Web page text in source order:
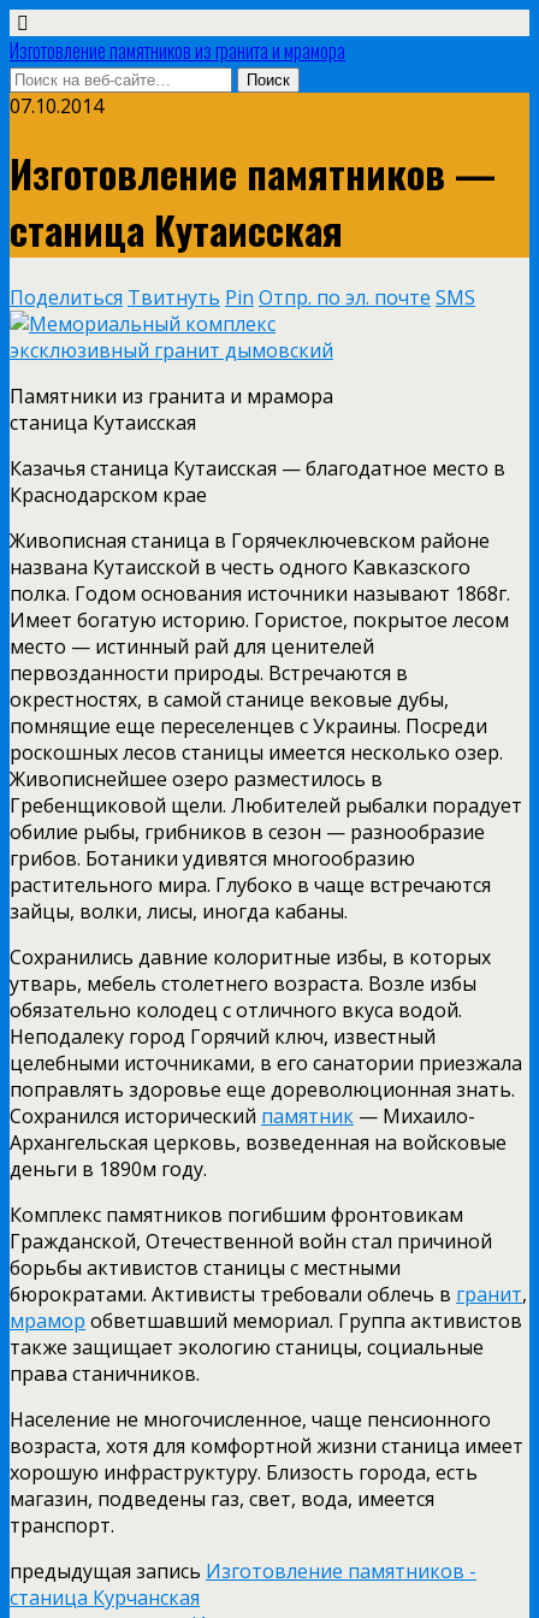
Изготовление памятников из гранита и мрамора
07.10.2014
Изготовление памятников —
станица Кутаисская
Поделиться Твитнуть Pin Отпр. по эл. почте SMS
Памятники из гранита и мрамора
станица Кутаисская
Казачья станица Кутаисская — благодатное место в
Краснодарском крае
Живописная станица в Горячеключевском районе
названа Кутаисской в честь одного Кавказского
полка. Годом основания источники называют 1868г.
Имеет богатую историю. Гористое, покрытое лесом
место — истинный рай для ценителей
первозданности природы. Встречаются в
окрестностях, в самой станице вековые дубы,
помнящие еще переселенцев с Украины. Посреди
роскошных лесов станицы имеется несколько озер.
Живописнейшее озеро разместилось в
Гребенщиковой щели. Любителей рыбалки порадует
обилие рыбы, грибников в сезон — разнообразие
грибов. Ботаники удивятся многообразию
растительного мира. Глубоко в чаще встречаются
зайцы, волки, лисы, иногда кабаны.
Сохранились давние колоритные избы, в которых
утварь, мебель столетнего возраста. Возле избы
обязательно колодец с отличного вкуса водой.
Неподалеку город Горячий ключ, известный
целебными источниками, в его санатории приезжала
поправлять здоровье еще дореволюционная знать.
Сохранился исторический памятник — Михаило-
Архангельская церковь, возведенная на войсковые
деньги в 1890м году.
Комплекс памятников погибшим фронтовикам
Гражданской, Отечественной войн стал причиной
борьбы активистов станицы с местными
бюрократами. Активисты требовали облечь в гранит,
мрамор обветшавший мемориал. Группа активистов
также защищает экологию станицы, социальные
права станичников.
Население не многочисленное, чаще пенсионного
возраста, хотя для комфортной жизни станица имеет
хорошую инфраструктуру. Близость города, есть
магазин, подведены газ, свет, вода, имеется
транспорт.
предыдущая запись Изготовление памятников -
станица Курчанская